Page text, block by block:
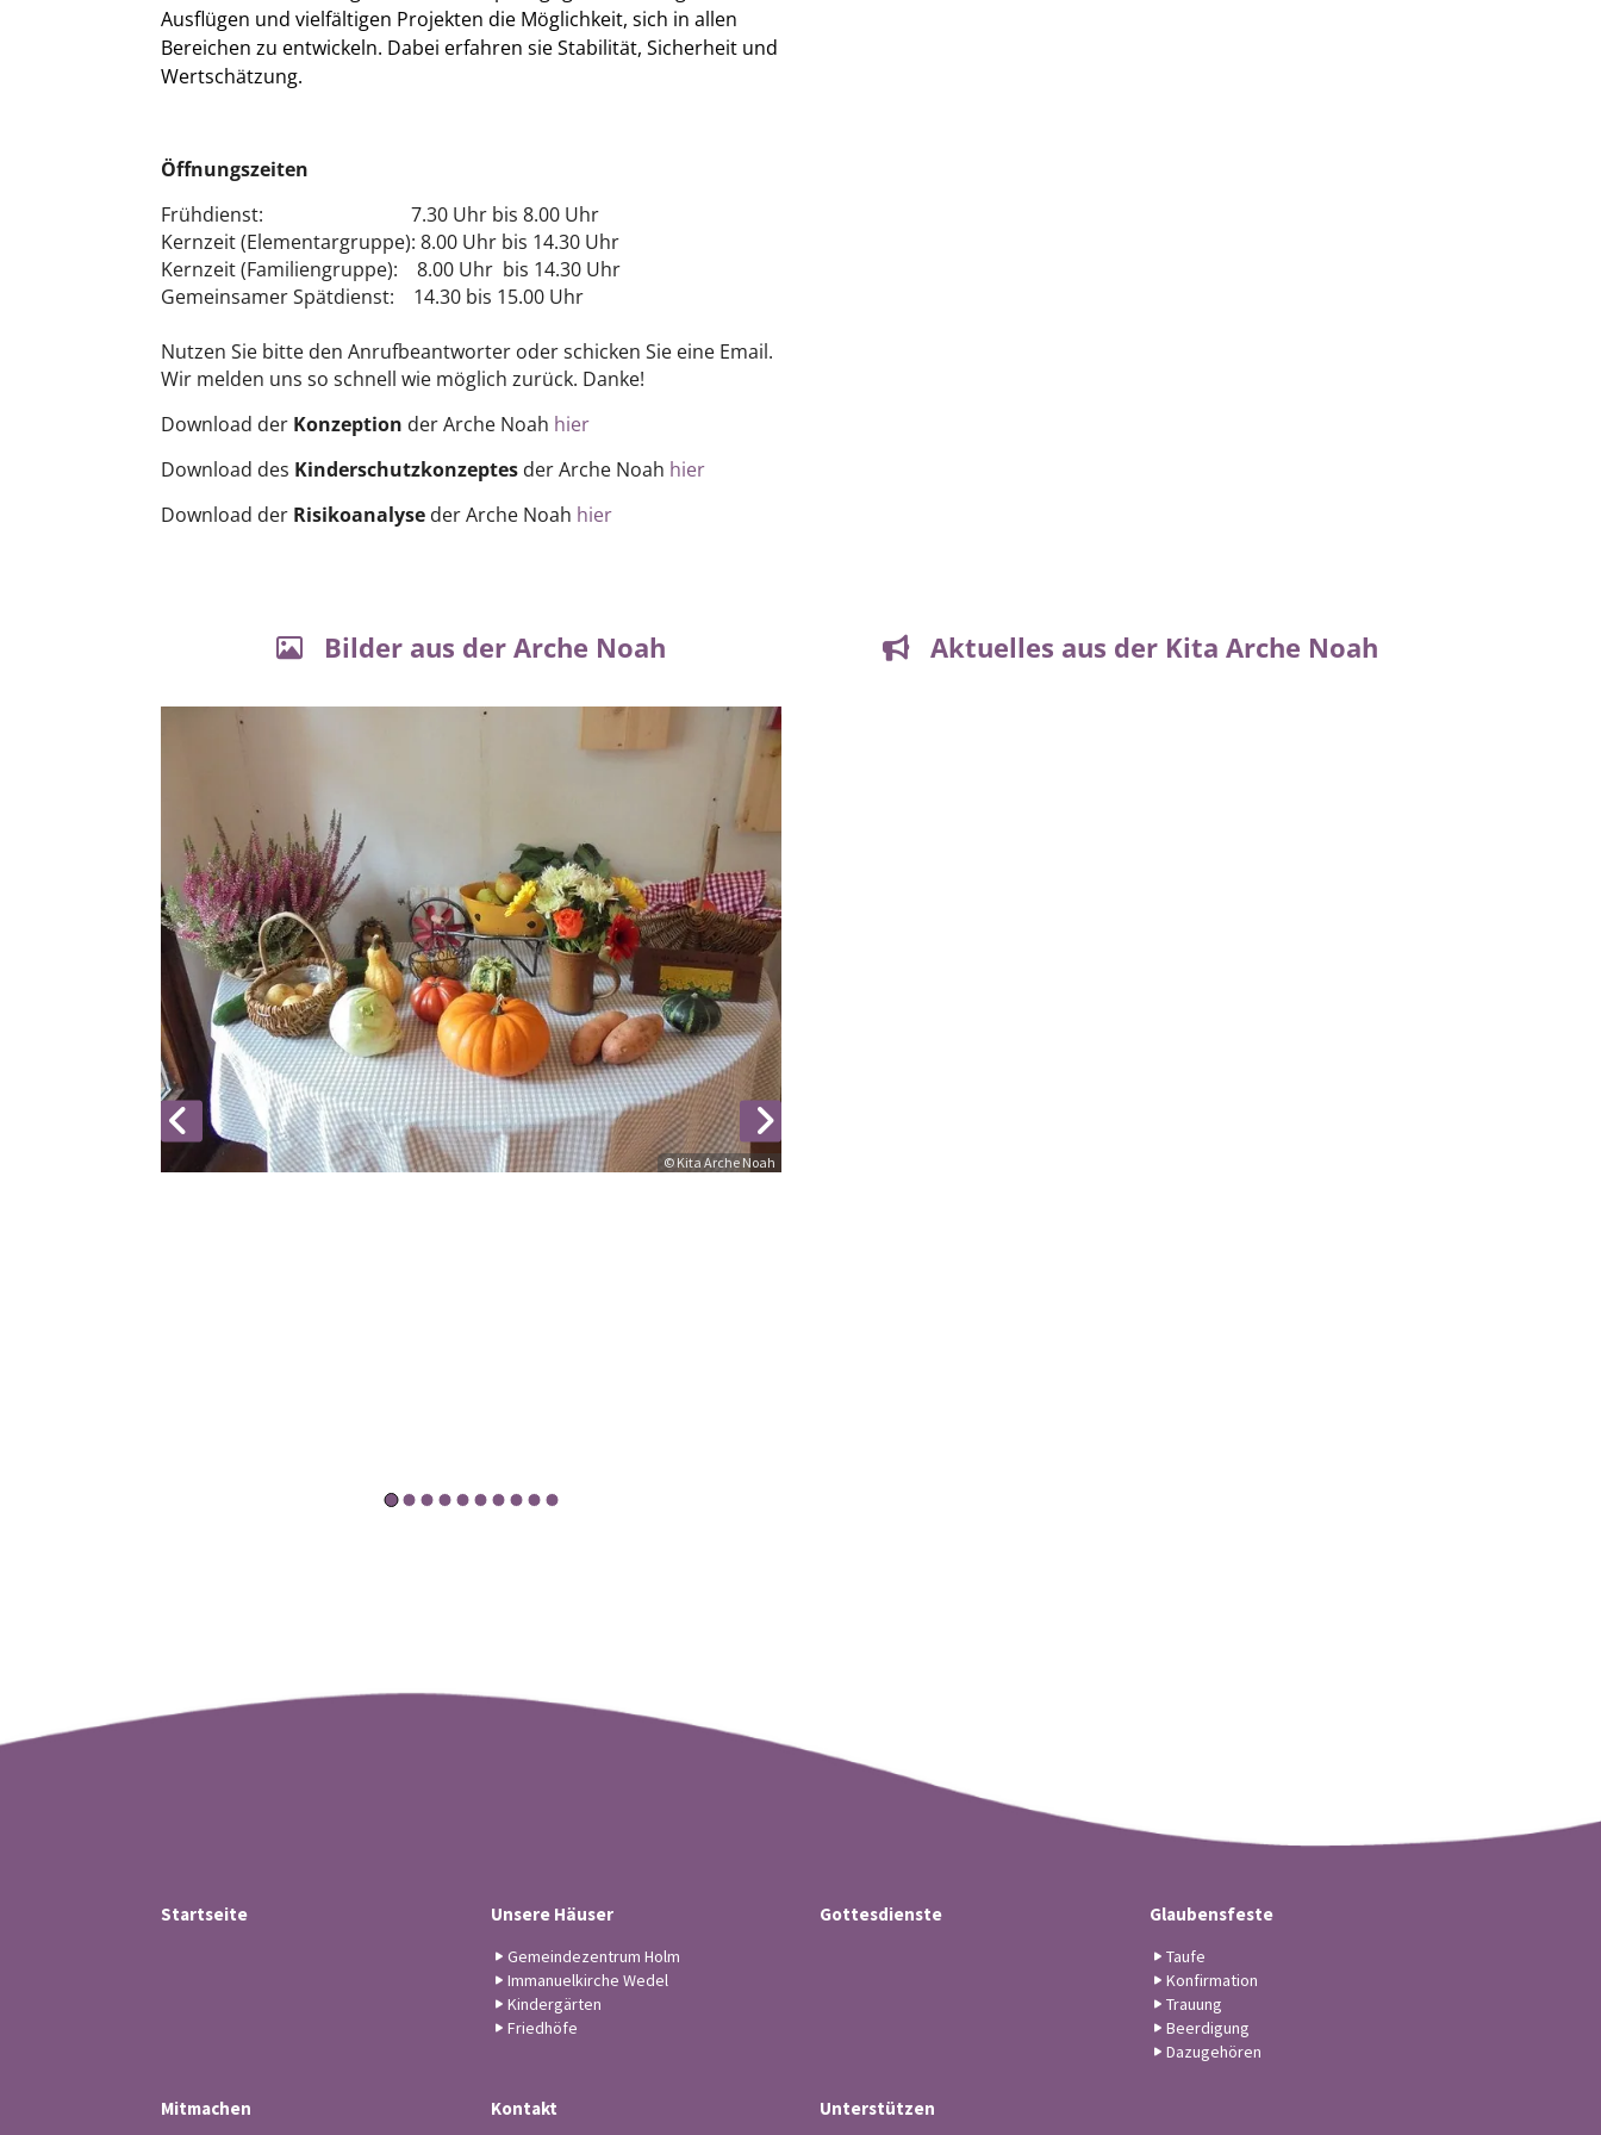
Ausflügen und vielfältigen Projekten die Möglichkeit, sich in allen
Bereichen zu entwickeln. Dabei erfahren sie Stabilität, Sicherheit und
Wertschätzung.
Öffnungszeiten
Frühdienst: 7.30 Uhr bis 8.00 Uhr
Kernzeit (Elementargruppe): 8.00 Uhr bis 14.30 Uhr
Kernzeit (Familiengruppe): 8.00 Uhr bis 14.30 Uhr
Gemeinsamer Spätdienst: 14.30 bis 15.00 Uhr
Nutzen Sie bitte den Anrufbeantworter oder schicken Sie eine Email.
Wir melden uns so schnell wie möglich zurück. Danke!
Download der Konzeption der Arche Noah hier
Download des Kinderschutzkonzeptes der Arche Noah hier
Download der Risikoanalyse der Arche Noah hier
 Bilder aus der Arche Noah
© Kita Arche Noah
Aktuelles aus der Kita Arche Noah
Startseite Unsere Häuser
Gemeindezentrum Holm
Immanuelkirche Wedel
Kindergärten
Friedhöfe
Gottesdienste Glaubensfeste
Taufe
Konfirmation
Trauung
Beerdigung
Dazugehören
Mitmachen Kontakt Unterstützen